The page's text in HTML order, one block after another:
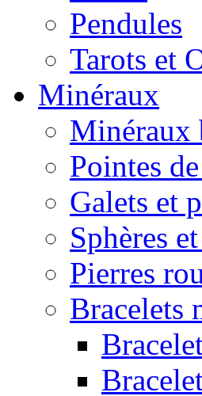
Pendules
Tarots et
Minéraux
Minéraux
Pointes
Galets et
Sphères
Pierres
Bracelets